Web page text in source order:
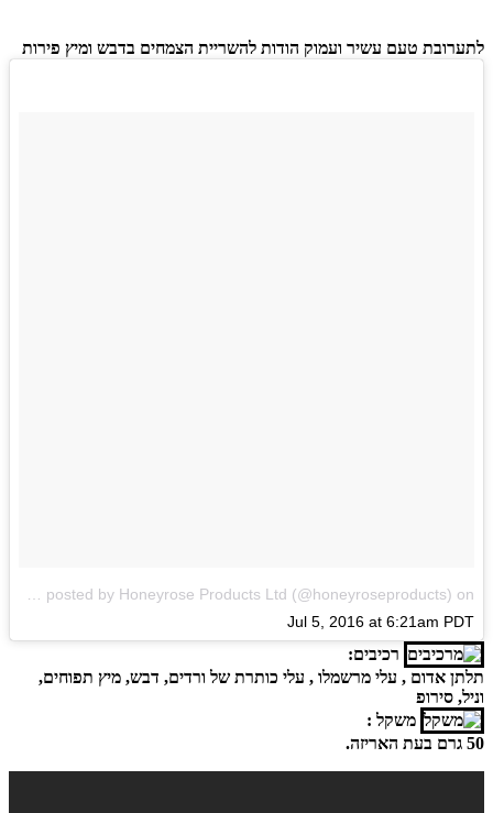
לתערובת טעם עשיר ועמוק הודות להשריית הצמחים בדבש ומיץ פירות
on
Jul 5, 2016 at 6:21am PDT
רכיבים:
תלתן אדום , עלי מרשמלו , עלי כותרת של ורדים, דבש, מיץ תפוחים,
וניל, סירופ
משקל :
50 גרם בעת האריזה.